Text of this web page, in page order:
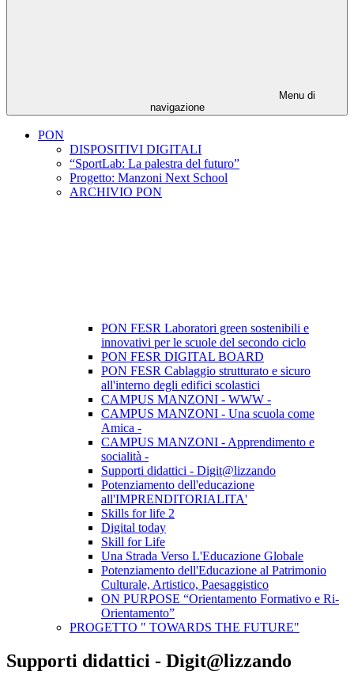
Menu di
navigazione
PON
DISPOSITIVI DIGITALI
“SportLab: La palestra del futuro”
Progetto: Manzoni Next School
ARCHIVIO PON
PON FESR Laboratori green sostenibili e
innovativi per le scuole del secondo ciclo
PON FESR DIGITAL BOARD
PON FESR Cablaggio strutturato e sicuro
all'interno degli edifici scolastici
CAMPUS MANZONI - WWW -
CAMPUS MANZONI - Una scuola come
Amica -
CAMPUS MANZONI - Apprendimento e
socialità -
Supporti didattici - Digit@lizzando
Potenziamento dell'educazione
all'IMPRENDITORIALITA'
Skills for life 2
Digital today
Skill for Life
Una Strada Verso L'Educazione Globale
Potenziamento dell'Educazione al Patrimonio
Culturale, Artistico, Paesaggistico
ON PURPOSE “Orientamento Formativo e Ri-
Orientamento”
PROGETTO " TOWARDS THE FUTURE"
Supporti didattici - Digit@lizzando